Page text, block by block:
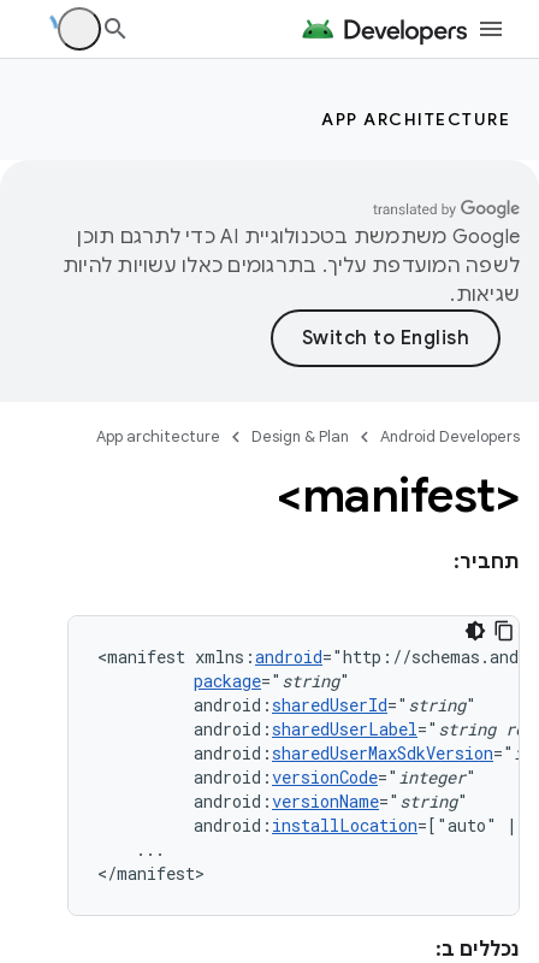
APP ARCHITECTURE
‫Google משתמשת בטכנולוגיית AI כדי לתרגם תוכן
לשפה המועדפת עליך. בתרגומים כאלו עשויות להיות
שגיאות.
Android Developers
Design & Plan
App architecture
<manifest>
תחביר:
<manifest xmlns:android
package=" string
android:sharedUserId=" string
android:sharedUserLabel=" string
android:sharedUserMaxSdkVersion="
android:versionCode=" integer
android:versionName=" string
android: installLocation=["auto" |
...
</manifest>
נכללים ב: